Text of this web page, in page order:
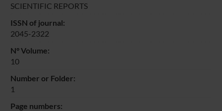
SCIENTIFIC REPORTS
ISSN of journal:
2045-2322
N° Volume:
10
Number or Folder:
1
Page numbers: